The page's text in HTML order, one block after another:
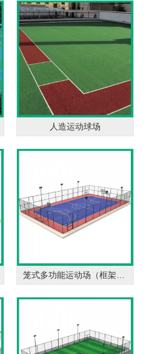
人造运动球场